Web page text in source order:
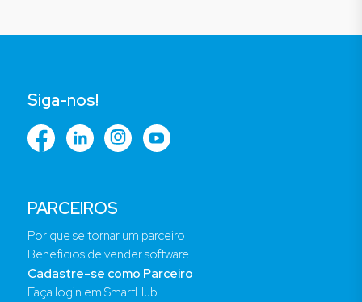
PARCEIROS
Por que se tornar um parceiro
Benefícios de vender software
Cadastre-se como Parceiro
Faça login em SmartHub
Siga-nos!